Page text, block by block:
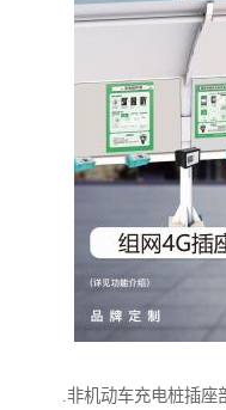
.非机动车充电桩插座